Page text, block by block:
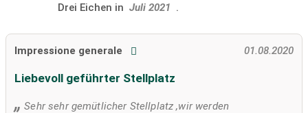
Drei Eichen in Juli 2021 .
Impressione generale 01.08.2020
Liebevoll geführter Stellplatz
Sehr sehr gemütlicher Stellplatz ,wir werden